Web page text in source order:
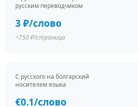
русским переводчиком
3 ₽/слово
~750 ₽/страница
С русского на болгарский
носителем языка
€0.1/слово